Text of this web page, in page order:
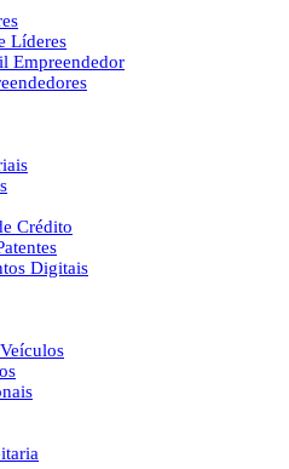
Líderes
Empreendedor
Crédito
Digitais